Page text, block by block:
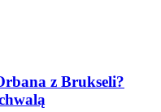
z Brukseli?